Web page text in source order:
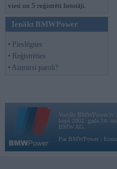
viesi un 5 reģistrēti lietotāji.
Ienākt BMWPower
• Pieslēgties
• Reģistrēties
• Aizmirsi paroli?
Vortāls BMWPower.lv
kopš 2002. gada 14.
BMW AG.
Par BMWPower